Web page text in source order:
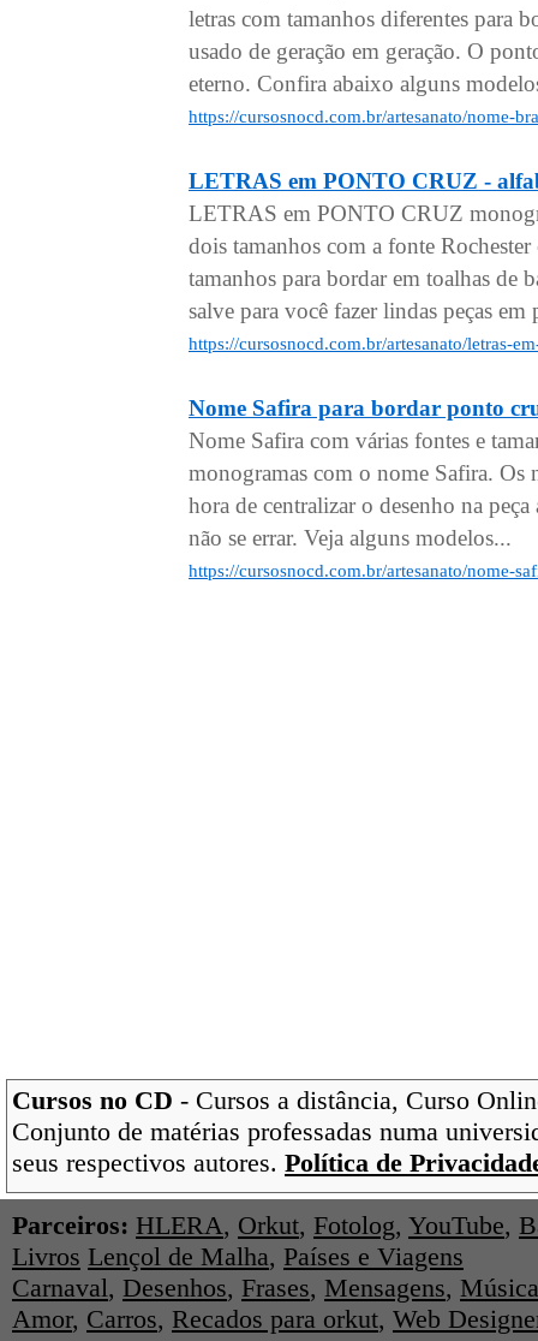
letras com tamanhos diferentes para
usado de geração em geração. O
eterno. Confira abaixo alguns
https://cursosnocd.com.br/artesanato/nome-
LETRAS em PONTO CRUZ -
LETRAS em PONTO CRUZ
dois tamanhos com a fonte
tamanhos para bordar em toalhas de
salve para você fazer lindas peças
https://cursosnocd.com.br/artesanato/letras-
Nome Safira para bordar ponto
Nome Safira com várias fontes e
monogramas com o nome Safira.
hora de centralizar o desenho na
não se errar. Veja alguns modelos...
https://cursosnocd.com.br/artesanato/nome-
Cursos no CD - Cursos a distância, Curso
Conjunto de matérias professadas numa
seus respectivos autores. Política de
Parceiros: HLERA, Orkut, Fotolog, YouTube,
Livros Lençol de Malha, Países e Viagens
Carnaval, Desenhos, Frases, Mensagens,
Amor, Carros, Recados para orkut, Web